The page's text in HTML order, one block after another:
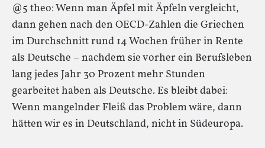
@5 theo: Wenn man Äpfel mit Äpfeln vergleicht,
dann gehen nach den OECD-Zahlen die Griechen
im Durchschnitt rund 14 Wochen früher in Rente
als Deutsche – nachdem sie vorher ein Berufsleben
lang jedes Jahr 30 Prozent mehr Stunden
gearbeitet haben als Deutsche. Es bleibt dabei:
Wenn mangelnder Fleiß das Problem wäre, dann
hätten wir es in Deutschland, nicht in Südeuropa.